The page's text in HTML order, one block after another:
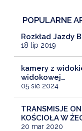
POPULARNE
Rozkład Jazdy
18 lip 2019
kamery z
widokowej…
05 sie 2024
TRANSMISJE
KOŚCIOŁA W
20 mar 2020